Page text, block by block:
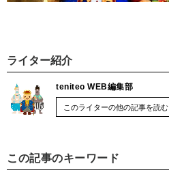
ライター紹介
teniteo WEB編集部
このライターの他の記事を読む
この記事のキーワード